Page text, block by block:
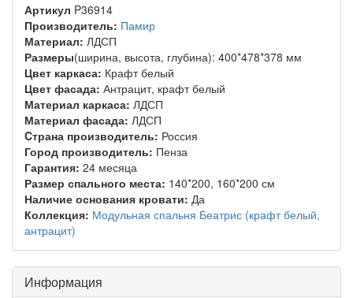
Артикул P36914
Производитель: Памир
Материал: ЛДСП
Размеры(ширина, высота, глубина): 400*478*378 мм
Цвет каркаса: Крафт белый
Цвет фасада: Антрацит, крафт белый
Материал каркаса: ЛДСП
Материал фасада: ЛДСП
Cтрана производитель: Россия
Город производитель: Пенза
Гарантия: 24 месяца
Размер спального места: 140*200, 160*200 см
Наличие основания кровати: Да
Коллекция: Модульная спальня Беатрис (крафт белый,
антрацит)
Информация